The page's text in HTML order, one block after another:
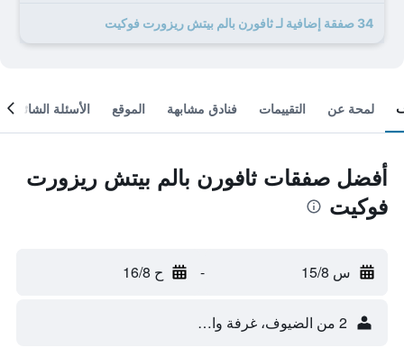
34 صفقة إضافية لـ ثافورن بالم بيتش ريزورت فوكيت
لمحة عن التقييمات فنادق مشابهة الموقع الأسئلة الشائعة
أفضل صفقات ثافورن بالم بيتش ريزورت
فوكيت
س 15/8 - ح 16/8
2 من الضيوف، غرفة واحدة